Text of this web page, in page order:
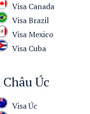
Visa Canada
Visa Brazil
Visa Mexico
Visa Cuba
Úc
Visa Úc